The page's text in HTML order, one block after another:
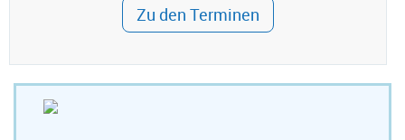
Zu den Terminen